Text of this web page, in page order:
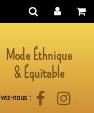
Mode Éthnique
& Équitable
nous : Facebook